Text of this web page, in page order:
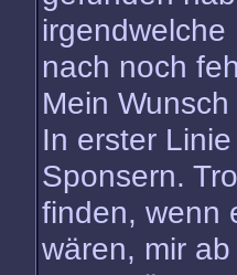
nach noch
Mein Wunsch
In erster
Sponsern.
finden, wenn
wären, mir